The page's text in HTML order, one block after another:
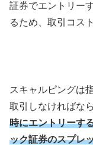
証券でエントリー
るため、取引コス
スキャルピングは
取引しなければな
時にエントリーす
ック証券のスプレ